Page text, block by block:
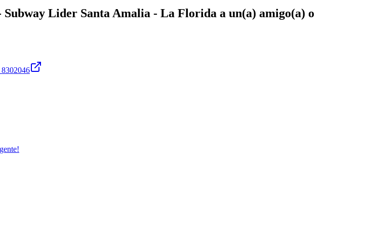
Subway Lider Santa Amalia - La Florida a un(a) amigo(a) o